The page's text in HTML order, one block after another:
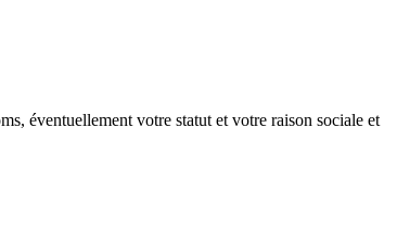
éventuellement votre statut et votre raison sociale et